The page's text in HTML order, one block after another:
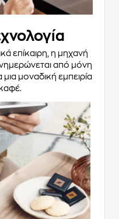
επίκαιρη, η μηχανή
από μόνη
μοναδική εμπειρία